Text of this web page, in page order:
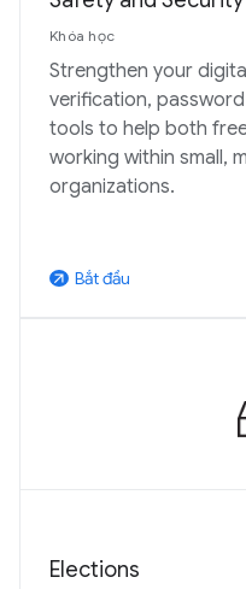
Khóa học
Strengthen your
verification,
tools to help both
working within small,
organizations.
arrow_outward Bắt đầu
Elections